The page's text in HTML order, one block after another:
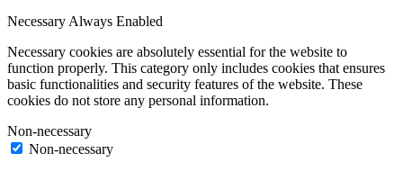
Necessary Always Enabled
Necessary cookies are absolutely essential for the website to
function properly. This category only includes cookies that ensures
basic functionalities and security features of the website. These
cookies do not store any personal information.
Non-necessary
Non-necessary